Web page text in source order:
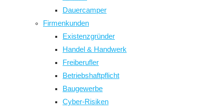
Dauercamper
Firmenkunden
Existenzgründer
Handel & Handwerk
Freiberufler
Betriebshaftpflicht
Baugewerbe
Cyber-Risiken